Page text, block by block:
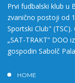
Prvi fudbalski klub u
zvanično postoji od
Sportski Club"
„SAT-TRAKT” DOO
gospodin Sabolč
HOME